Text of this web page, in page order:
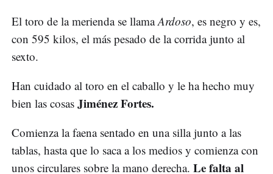
El toro de la merienda se llamaArdoso, es negro y es,
con 595 kilos, el más pesado de la corrida junto al
sexto.
Han cuidado al toro en el caballo y le ha hecho muy
bien las cosas Jiménez Fortes.
Comienza la faena sentado en una silla junto a las
tablas, hasta que lo saca a los medios y comienza con
unos circulares sobre la mano derecha. Le falta al